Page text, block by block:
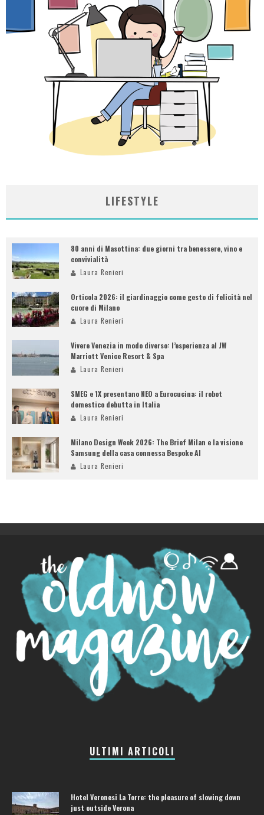
LIFESTYLE
80 anni di Masottina: due giorni tra benessere, vino e
convivialità
Laura Renieri
Orticola 2026: il giardinaggio come gesto di felicità nel
cuore di Milano
Laura Renieri
Vivere Venezia in modo diverso: l’esperienza al JW
Marriott Venice Resort & Spa
Laura Renieri
SMEG e 1X presentano NEO a Eurocucina: il robot
domestico debutta in Italia
Laura Renieri
Milano Design Week 2026: The Brief Milan e la visione
Samsung della casa connessa Bespoke AI
Laura Renieri
ULTIMI ARTICOLI
Hotel Veronesi La Torre: the pleasure of slowing down
just outside Verona